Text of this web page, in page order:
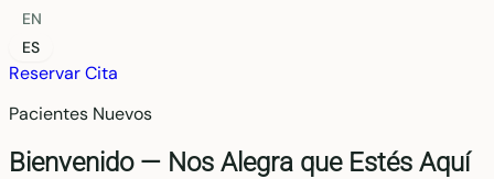
EN
ES
Reservar Cita
Pacientes Nuevos
Bienvenido — Nos Alegra que Estés Aquí